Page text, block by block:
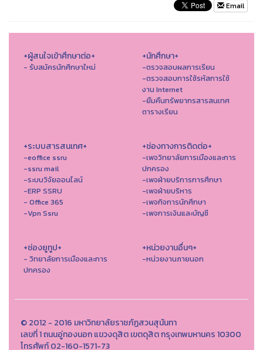
Email
+ผู้สนใจเข้าศึกษาต่อ+
- รับสมัครนักศึกษาใหม่
+นักศึกษา+
-ตรวจสอบผลการเรียน
-ตรวจสอบการใช้รหัสการใช้
งาน Internet
-ยืมคืนทรัพยากรสารสนเทศ
ตารางเรียน
+ระบบสารสนเทศ+
-eoffice ssru
-ssru mail
-ระบบวิจัยออนไลน์
-ERP SSRU
- Office 365
-Vpn Ssru
+ช่องทางการติดต่อ+
-เพจวิทยาลัยการเมืองและการ
ปกครอง
-เพจฝ่ายบริการการศึกษา
-เพจฝ่ายบริหาร
-เพจกิจการนักศึกษา
-เพจการเงินและบัญชี
+ช่องยูทูป+
- วิทยาลัยการเมืองและการ
ปกครอง
+หน่วยงานอื่นๆ+
-หน่วยงานภายนอก
© 2012 - 2016 มหาวิทยาลัยราชภัฏสวนสุนันทา
เลขที่ 1 ถนนอู่ทองนอก แขวงดุสิต เขตดุสิต กรุงเทพมหานคร 10300
โทรศัพท์ 02-160-1571-73